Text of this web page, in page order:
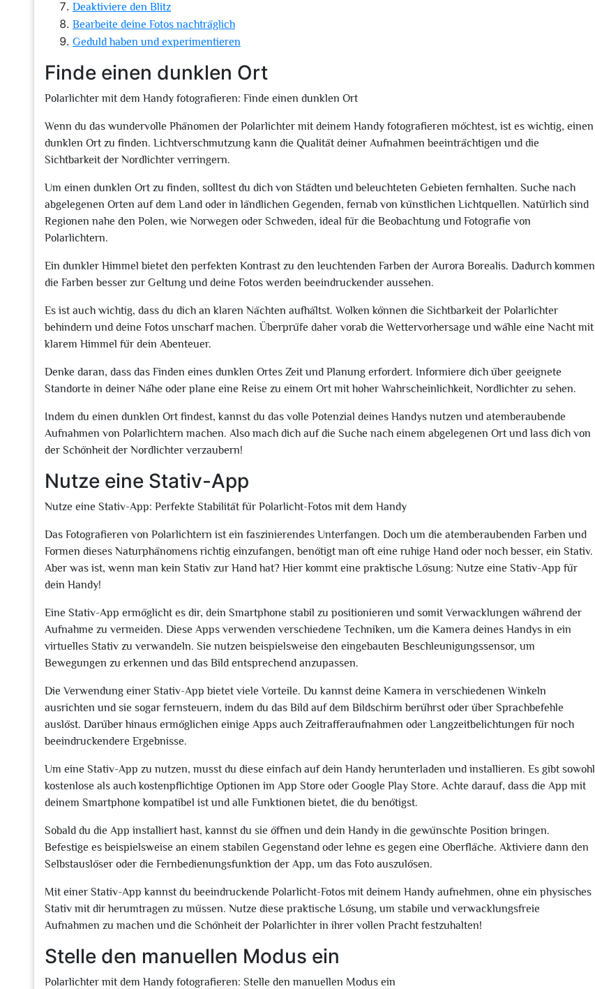
Deaktiviere den Blitz
Bearbeite deine Fotos nachträglich
Geduld haben und experimentieren
Finde einen dunklen Ort
Polarlichter mit dem Handy fotografieren: Finde einen dunklen Ort
Wenn du das wundervolle Phänomen der Polarlichter mit deinem Handy fotografieren möchtest, ist es wichtig, einen
dunklen Ort zu finden. Lichtverschmutzung kann die Qualität deiner Aufnahmen beeinträchtigen und die
Sichtbarkeit der Nordlichter verringern.
Um einen dunklen Ort zu finden, solltest du dich von Städten und beleuchteten Gebieten fernhalten. Suche nach
abgelegenen Orten auf dem Land oder in ländlichen Gegenden, fernab von künstlichen Lichtquellen. Natürlich sind
Regionen nahe den Polen, wie Norwegen oder Schweden, ideal für die Beobachtung und Fotografie von
Polarlichtern.
Ein dunkler Himmel bietet den perfekten Kontrast zu den leuchtenden Farben der Aurora Borealis. Dadurch kommen
die Farben besser zur Geltung und deine Fotos werden beeindruckender aussehen.
Es ist auch wichtig, dass du dich an klaren Nächten aufhältst. Wolken können die Sichtbarkeit der Polarlichter
behindern und deine Fotos unscharf machen. Überprüfe daher vorab die Wettervorhersage und wähle eine Nacht mit
klarem Himmel für dein Abenteuer.
Denke daran, dass das Finden eines dunklen Ortes Zeit und Planung erfordert. Informiere dich über geeignete
Standorte in deiner Nähe oder plane eine Reise zu einem Ort mit hoher Wahrscheinlichkeit, Nordlichter zu sehen.
Indem du einen dunklen Ort findest, kannst du das volle Potenzial deines Handys nutzen und atemberaubende
Aufnahmen von Polarlichtern machen. Also mach dich auf die Suche nach einem abgelegenen Ort und lass dich von
der Schönheit der Nordlichter verzaubern!
Nutze eine Stativ-App
Nutze eine Stativ-App: Perfekte Stabilität für Polarlicht-Fotos mit dem Handy
Das Fotografieren von Polarlichtern ist ein faszinierendes Unterfangen. Doch um die atemberaubenden Farben und
Formen dieses Naturphänomens richtig einzufangen, benötigt man oft eine ruhige Hand oder noch besser, ein Stativ.
Aber was ist, wenn man kein Stativ zur Hand hat? Hier kommt eine praktische Lösung: Nutze eine Stativ-App für
dein Handy!
Eine Stativ-App ermöglicht es dir, dein Smartphone stabil zu positionieren und somit Verwacklungen während der
Aufnahme zu vermeiden. Diese Apps verwenden verschiedene Techniken, um die Kamera deines Handys in ein
virtuelles Stativ zu verwandeln. Sie nutzen beispielsweise den eingebauten Beschleunigungssensor, um
Bewegungen zu erkennen und das Bild entsprechend anzupassen.
Die Verwendung einer Stativ-App bietet viele Vorteile. Du kannst deine Kamera in verschiedenen Winkeln
ausrichten und sie sogar fernsteuern, indem du das Bild auf dem Bildschirm berührst oder über Sprachbefehle
auslöst. Darüber hinaus ermöglichen einige Apps auch Zeitrafferaufnahmen oder Langzeitbelichtungen für noch
beeindruckendere Ergebnisse.
Um eine Stativ-App zu nutzen, musst du diese einfach auf dein Handy herunterladen und installieren. Es gibt sowohl
kostenlose als auch kostenpflichtige Optionen im App Store oder Google Play Store. Achte darauf, dass die App mit
deinem Smartphone kompatibel ist und alle Funktionen bietet, die du benötigst.
Sobald du die App installiert hast, kannst du sie öffnen und dein Handy in die gewünschte Position bringen.
Befestige es beispielsweise an einem stabilen Gegenstand oder lehne es gegen eine Oberfläche. Aktiviere dann den
Selbstauslöser oder die Fernbedienungsfunktion der App, um das Foto auszulösen.
Mit einer Stativ-App kannst du beeindruckende Polarlicht-Fotos mit deinem Handy aufnehmen, ohne ein physisches
Stativ mit dir herumtragen zu müssen. Nutze diese praktische Lösung, um stabile und verwacklungsfreie
Aufnahmen zu machen und die Schönheit der Polarlichter in ihrer vollen Pracht festzuhalten!
Stelle den manuellen Modus ein
Polarlichter mit dem Handy fotografieren: Stelle den manuellen Modus ein